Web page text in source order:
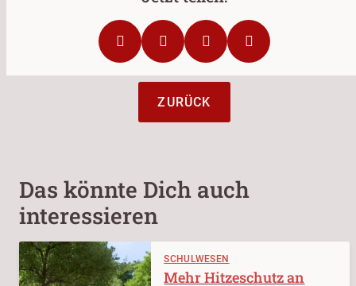
ZURÜCK
Das könnte Dich auch
interessieren
SCHULWESEN
Mehr Hitzeschutz an